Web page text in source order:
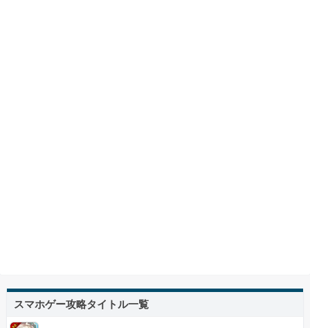
スマホゲー攻略タイトル一覧